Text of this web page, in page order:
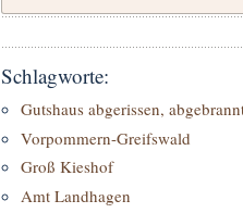
Schlagworte:
Gutshaus abgerissen,
Vorpommern-Greifswald
Groß Kieshof
Amt Landhagen